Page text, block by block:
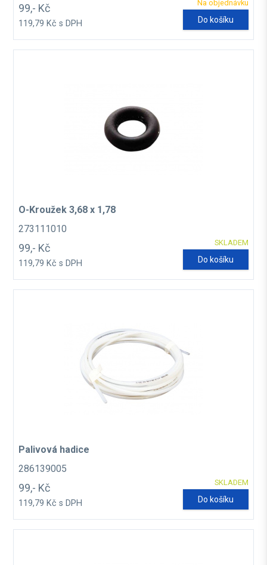
Na objednávku
99,- Kč
119,79 Kč s DPH Do košíku
O-Kroužek 3,68 x 1,78
273111010
SKLADEM
99,- Kč
119,79 Kč s DPH Do košíku
Palivová hadice
286139005
SKLADEM
99,- Kč
119,79 Kč s DPH Do košíku